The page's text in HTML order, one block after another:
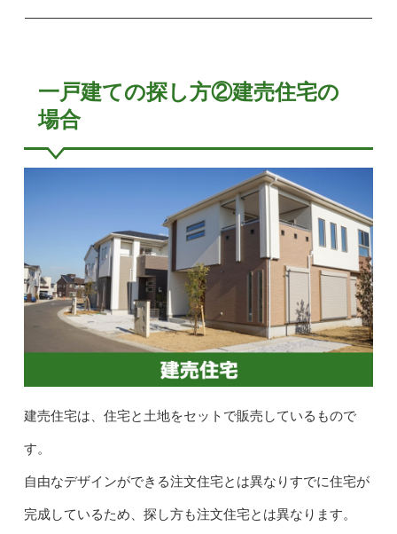
一戸建ての探し方②建売住宅の
場合
建売住宅は、住宅と土地をセットで販売しているもので
す。
自由なデザインができる注文住宅とは異なりすでに住宅が
完成しているため、探し方も注文住宅とは異なります。